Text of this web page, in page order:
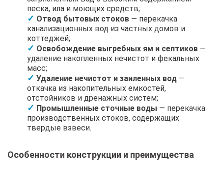
песка, ила и моющих средств;
Отвод бытовых стоков — перекачка
канализационных вод из частных домов и
коттеджей;
Освобождение выгребных ям и септиков —
удаление накопленных нечистот и фекальных
масс;
Удаление нечистот и заиленных вод —
откачка из накопительных емкостей,
отстойников и дренажных систем;
Промышленные сточные воды — перекачка
производственных стоков, содержащих
твердые взвеси.
Особенности конструкции и преимущества